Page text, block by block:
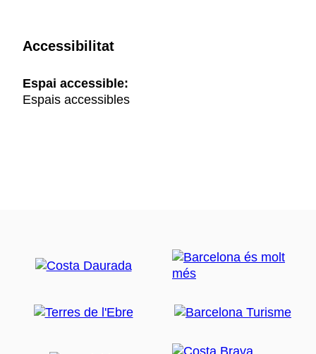
Accessibilitat
Espai accessible:
Espais accessibles